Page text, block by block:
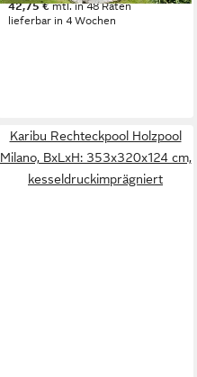
42,75 €mtl. in 48 Raten
lieferbar in 4 Wochen
Karibu Rechteckpool Holzpool
Milano, BxLxH: 353x320x124 cm,
kesseldruckimprägniert